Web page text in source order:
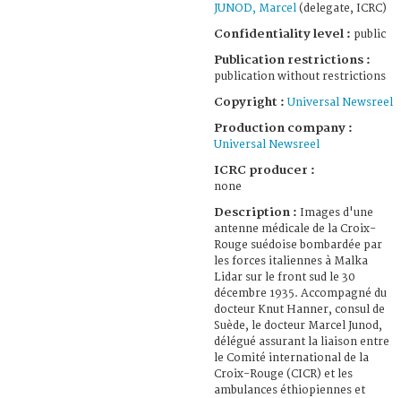
JUNOD, Marcel (delegate, ICRC)
Confidentiality level : public
Publication restrictions :
publication without restrictions
Copyright : Universal Newsreel
Production company :
Universal Newsreel
ICRC producer :
none
Description : Images d'une
antenne médicale de la Croix-
Rouge suédoise bombardée par
les forces italiennes à Malka
Lidar sur le front sud le 30
décembre 1935. Accompagné du
docteur Knut Hanner, consul de
Suède, le docteur Marcel Junod,
délégué assurant la liaison entre
le Comité international de la
Croix-Rouge (CICR) et les
ambulances éthiopiennes et